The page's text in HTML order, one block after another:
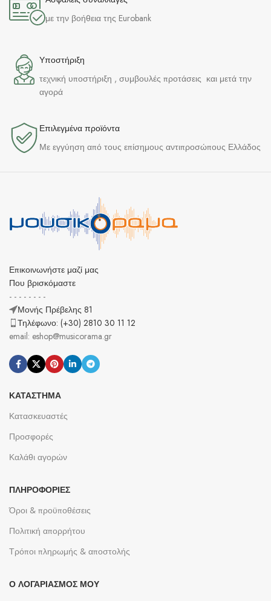
με την βοήθεια της Eurobank
Υποστήριξη
τεχνική υποστήριξη , συμβουλές προτάσεις και μετά την
αγορά
Επιλεγμένα προϊόντα​
Με εγγύηση από τους επίσημους αντιπροσώπους Ελλάδος
Επικοινωνήστε μαζί μας
Που βρισκόμαστε
- - - - - - - -
Μονής Πρέβελης 81
Τηλέφωνο: (+30) 2810 30 11 12
email: eshop@musicorama.gr
ΚΑΤΆΣΤΗΜΑ
Κατασκευαστές
Προσφορές
Καλάθι αγορών
ΠΛΗΡΟΦΟΡΊΕΣ
Όροι & προϋποθέσεις
Πολιτική απορρήτου
Τρόποι πληρωμής & αποστολής
Ο ΛΟΓΑΡΙΑΣΜΌΣ ΜΟΥ